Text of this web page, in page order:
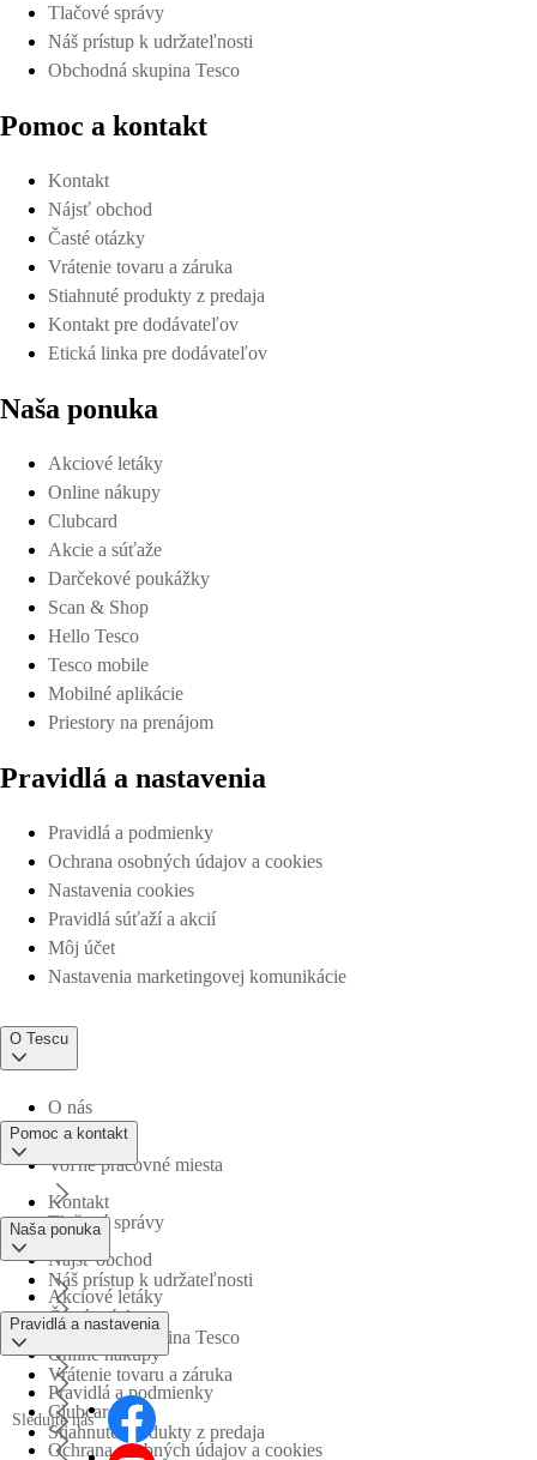
Tlačové správy
Náš prístup k udržateľnosti
Obchodná skupina Tesco
Pomoc a kontakt
Kontakt
Nájsť obchod
Časté otázky
Vrátenie tovaru a záruka
Stiahnuté produkty z predaja
Kontakt pre dodávateľov
Etická linka pre dodávateľov
Naša ponuka
Akciové letáky
Online nákupy
Clubcard
Akcie a súťaže
Darčekové poukážky
Scan & Shop
Hello Tesco
Tesco mobile
Mobilné aplikácie
Priestory na prenájom
Pravidlá a nastavenia
Pravidlá a podmienky
Ochrana osobných údajov a cookies
Nastavenia cookies
Pravidlá súťaží a akcií
Môj účet
Nastavenia marketingovej komunikácie
O Tescu
O nás
Voľné pracovné miesta
Tlačové správy
Náš prístup k udržateľnosti
Obchodná skupina Tesco
Pomoc a kontakt
Kontakt
Nájsť obchod
Časté otázky
Vrátenie tovaru a záruka
Stiahnuté produkty z predaja
Naša ponuka
Akciové letáky
Online nákupy
Clubcard
Pravidlá a nastavenia
Pravidlá a podmienky
Ochrana osobných údajov a cookies
Sledujte nás